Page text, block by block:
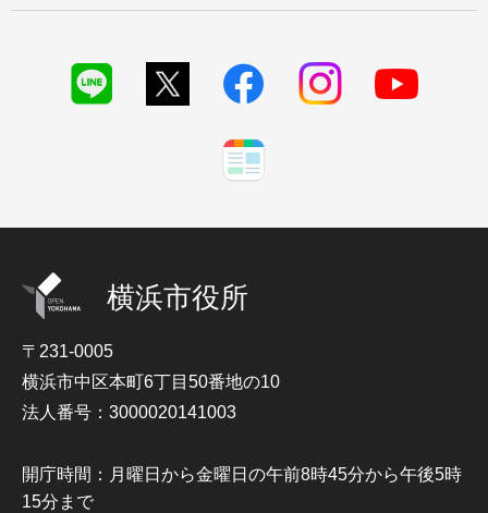
横浜市役所
〒231-0005
横浜市中区本町6丁目50番地の10
法人番号：3000020141003
開庁時間：月曜日から金曜日の午前8時45分から午後5時
15分まで